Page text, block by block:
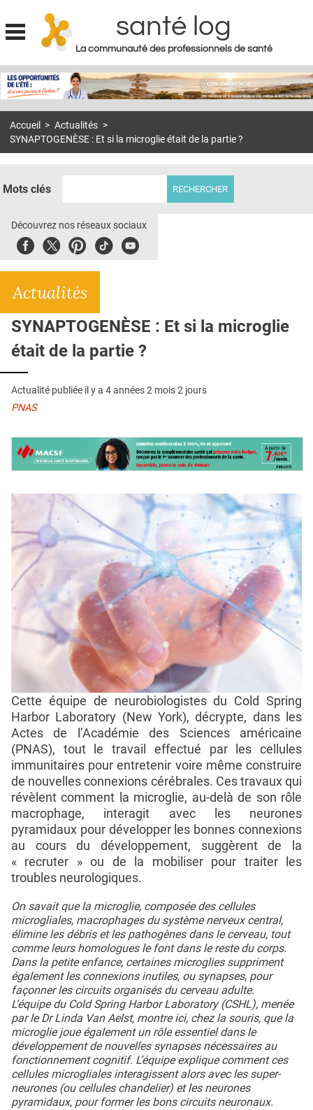
Jump to navigation
santé log
La communauté des professionnels de santé
MON COMPTE
S'ABONNER À LA REVUE SOIN À DOMICILE
DOSSIERS
E-REVUE SAD
L'APP
QUI SOMMES-NOUS ?
PUBLICITÉ
CONDITIONS GÉNÉRALES
CONTACT
Accueil > Actualités >
SYNAPTOGENÈSE : Et si la microglie était de la partie ?
Mots clés
Découvrez nos réseaux sociaux
FacebookTwitterPinterest
TiktokYoubute
Actualités
SYNAPTOGENÈSE : Et si la microglie
était de la partie ?
Actualité publiée il y a 4 années 2 mois 2 jours
PNAS
Cette équipe de neurobiologistes du Cold Spring
Harbor Laboratory (New York), décrypte, dans les
Actes de l’Académie des Sciences américaine
(PNAS), tout le travail effectué par les cellules
immunitaires pour entretenir voire même construire
de nouvelles connexions cérébrales. Ces travaux qui
révèlent comment la microglie, au-delà de son rôle
macrophage, interagit avec les neurones
pyramidaux pour développer les bonnes connexions
au cours du développement, suggèrent de la
« recruter » ou de la mobiliser pour traiter les
troubles neurologiques.
On savait que la microglie, composée des cellules
microgliales, macrophages du système nerveux central,
élimine les débris et les pathogènes dans le cerveau, tout
comme leurs homologues le font dans le reste du corps.
Dans la petite enfance, certaines microglies suppriment
également les connexions inutiles, ou synapses, pour
façonner les circuits organisés du cerveau adulte.
L’équipe du Cold Spring Harbor Laboratory (CSHL), menée
par le Dr Linda Van Aelst, montre ici, chez la souris, que la
microglie joue également un rôle essentiel dans le
développement de nouvelles synapses nécessaires au
fonctionnement cognitif. L’équipe explique comment ces
cellules microgliales interagissent alors avec les super-
neurones (ou cellules chandelier) et les neurones
pyramidaux, pour former les bons circuits neuronaux.